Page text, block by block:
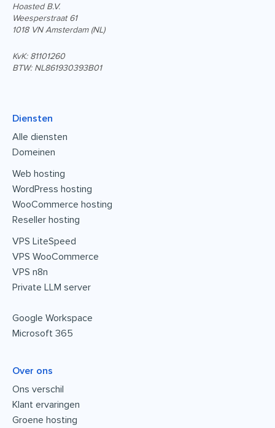
Hoasted B.V.
Weesperstraat 61
1018 VN Amsterdam (NL)
KvK: 81101260
BTW: NL861930393B01
Diensten
Alle diensten
Domeinen
Web hosting
WordPress hosting
WooCommerce hosting
Reseller hosting
VPS LiteSpeed
VPS WooCommerce
VPS n8n
Private LLM server
Google Workspace
Microsoft 365
Over ons
Ons verschil
Klant ervaringen
Groene hosting